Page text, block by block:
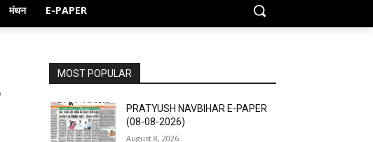
मंथन E-PAPER
MOST POPULAR
PRATYUSH NAVBIHAR E-PAPER
(08-08-2026)
August 8, 2026